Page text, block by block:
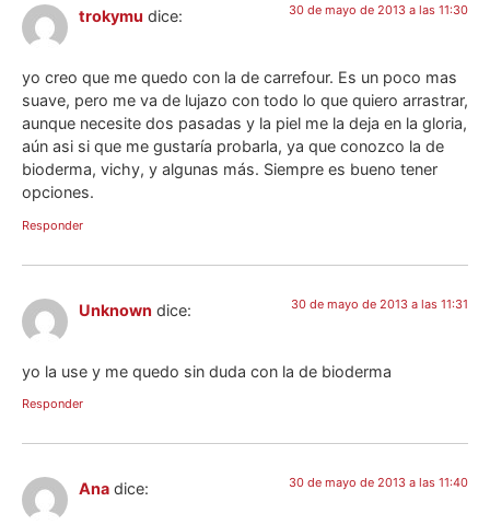
trokymu dice: 30 de mayo de 2013 a las 11:30
yo creo que me quedo con la de carrefour. Es un poco mas
suave, pero me va de lujazo con todo lo que quiero arrastrar,
aunque necesite dos pasadas y la piel me la deja en la gloria,
aún asi si que me gustaría probarla, ya que conozco la de
bioderma, vichy, y algunas más. Siempre es bueno tener
opciones.
Responder
Unknown dice: 30 de mayo de 2013 a las 11:31
yo la use y me quedo sin duda con la de bioderma
Responder
Ana dice: 30 de mayo de 2013 a las 11:40